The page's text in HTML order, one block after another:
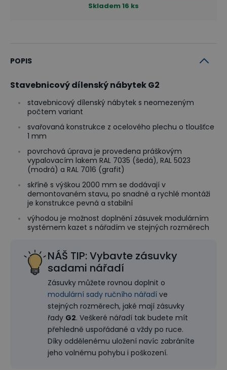
Skladem16 ks
POPIS
Stavebnicový dílenský nábytek G2
stavebnicový dílenský nábytek s neomezeným
počtem variant
svařovaná konstrukce z ocelového plechu o tloušťce
1 mm
povrchová úprava je provedena práškovým
vypalovacím lakem RAL 7035 (šedá), RAL 5023
(modrá) a RAL 7016 (grafit)
skříně s výškou 2000 mm se dodávají v
demontovaném stavu, po snadné a rychlé montáži
je konstrukce pevná a stabilní
výhodou je možnost doplnění zásuvek modulárním
systémem kazet s nářadím ve stejných rozměrech
NÁŠ TIP: Vybavte zásuvky
sadami nářadí
Zásuvky můžete rovnou doplnit o
modulární sady ručního nářadí ve
stejných rozměrech, jaké mají zásuvky
řady G2. Veškeré nářadí tak budete mít
přehledně uspořádané a vždy po ruce.
Díky oddělenému uložení navíc zabráníte
jeho volnému pohybu i poškození.